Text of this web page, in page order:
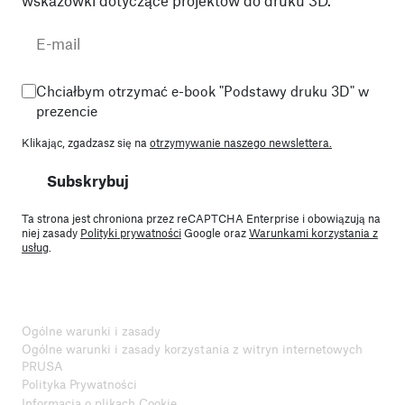
Chciałbym otrzymać e-book "Podstawy druku 3D" w
prezencie
Klikając, zgadzasz się na otrzymywanie naszego newslettera.
Subskrybuj
Ta strona jest chroniona przez reCAPTCHA Enterprise i obowiązują na
niej zasady Polityki prywatnościGoogle orazWarunkami korzystania z
usług
Ogólne warunki i zasady
Ogólne warunki i zasady korzystania z witryn internetowych
PRUSA
Polityka Prywatności